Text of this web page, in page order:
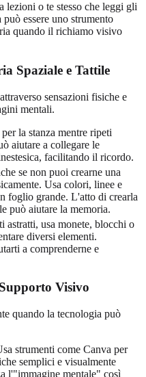
lezioni o te stesso che leggi gli
essere uno strumento
quando il richiamo visivo
Spaziale e Tattile
sensazioni fisiche e
mentali.
la stanza mentre ripeti
aiutare a collegare le
facilitando il ricordo.
se non puoi crearne una
Usa colori, linee e
foglio grande. L'atto di crearla
può aiutare la memoria.
astratti, usa monete, blocchi o
diversi elementi.
a comprenderne e
Visivo
quando la tecnologia può
strumenti come Canva per
semplici e visualmente
l'"immagine mentale" così